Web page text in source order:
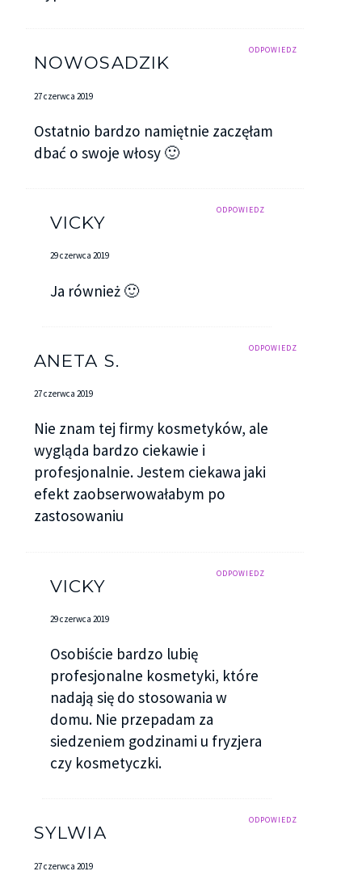
ODPOWIEDZ
NOWOSADZIK
27 czerwca 2019
Ostatnio bardzo namiętnie zaczęłam
dbać o swoje włosy 🙂
ODPOWIEDZ
VICKY
29 czerwca 2019
Ja również 🙂
ODPOWIEDZ
ANETA S.
27 czerwca 2019
Nie znam tej firmy kosmetyków, ale
wygląda bardzo ciekawie i
profesjonalnie. Jestem ciekawa jaki
efekt zaobserwowałabym po
zastosowaniu
ODPOWIEDZ
VICKY
29 czerwca 2019
Osobiście bardzo lubię
profesjonalne kosmetyki, które
nadają się do stosowania w
domu. Nie przepadam za
siedzeniem godzinami u fryzjera
czy kosmetyczki.
ODPOWIEDZ
SYLWIA
27 czerwca 2019